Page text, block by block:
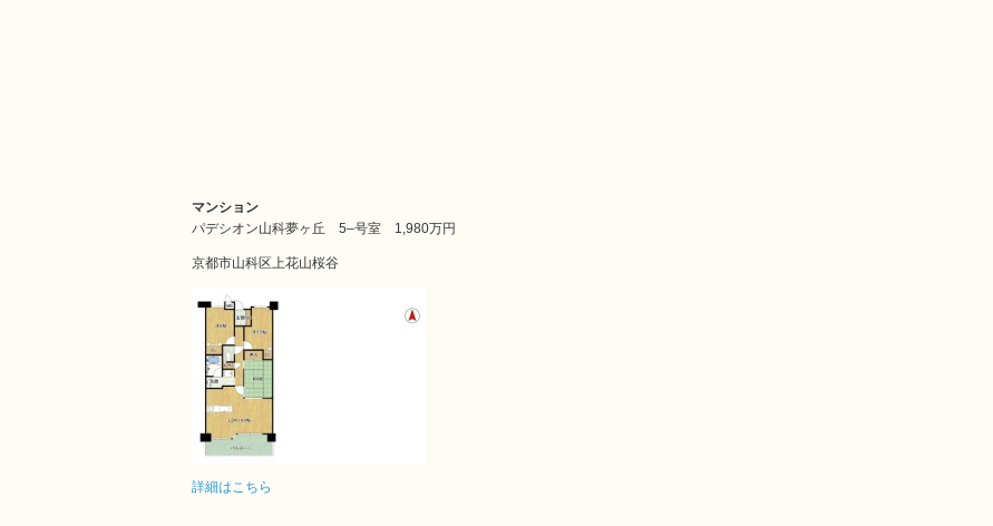
マンション
パデシオン山科夢ヶ丘 5–号室 1,980万円
京都市山科区上花山桜谷
詳細はこちら